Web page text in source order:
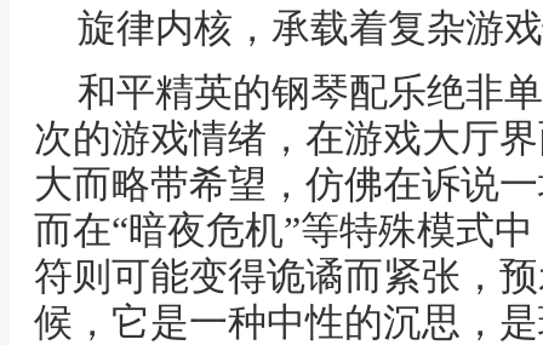
旋律内核，承载着复杂游
和平精英的钢琴配乐绝非
次的游戏情绪，在游戏大厅
大而略带希望，仿佛在诉说
而在“暗夜危机”等特殊模式
符则可能变得诡谲而紧张，
候，它是一种中性的沉思，